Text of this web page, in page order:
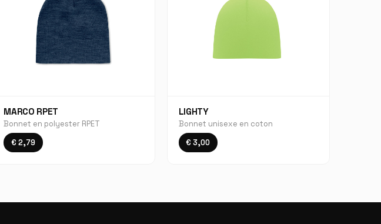
MARCO RPET
Bonnet en polyester RPET
€ 2,79
LIGHTY
Bonnet unisexe en coton
€ 3,00